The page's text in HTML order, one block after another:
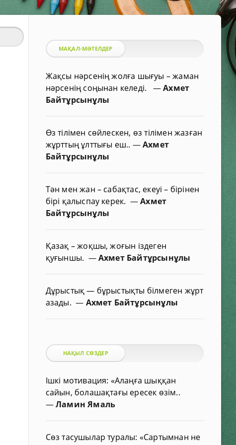
МАҚАЛ-МӘТЕЛДЕР
Жақсы нәрсенің жолға шығуы – жаман
нәрсенің соңынан келеді. —Ахмет
Байтұрсынұлы
Өз тілімен сөйлескен, өз тілімен жазған
жұрттың ұлттығы еш.. —Ахмет
Байтұрсынұлы
Тән мен жан – сабақтас, екеуі – бірінен
бірі қалыспау керек. —Ахмет
Байтұрсынұлы
Қазақ – жоқшы, жоғын іздеген
қуғыншы. —Ахмет Байтұрсынұлы
Дұрыстық — бұрыстықты білмеген жұрт
азады.— Ахмет Байтұрсынұлы
НАҚЫЛ СӨЗДЕР
Ішкі мотивация: «Алаңға шыққан
сайын, болашақтағы ересек өзім..
—Ламин Ямаль
Сөз тасушылар туралы: «Сартымнан не